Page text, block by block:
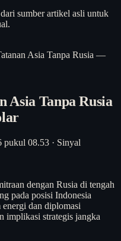
sumber artikel asli untuk
Asia Tanpa Rusia —
Asia Tanpa Rusia
pukul 08.53 · Sinyal
dengan Rusia di tengah
pada posisi Indonesia
energi dan diplomasi
implikasi strategis jangka